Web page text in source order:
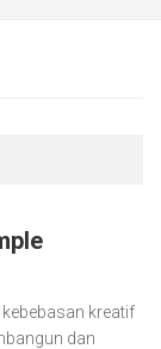
kreatif
dan